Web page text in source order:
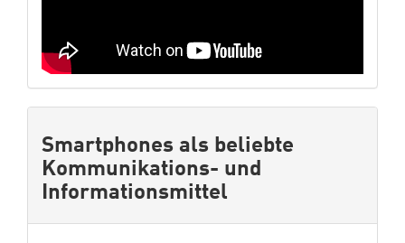
Smartphones als beliebte
Kommunikations- und
Informationsmittel